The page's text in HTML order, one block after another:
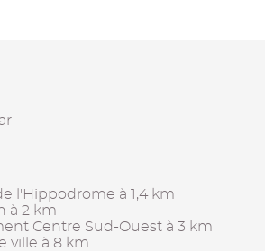
l'Hippodrome à 1,4 km
à 2 km
Centre Sud-Ouest à 3 km
ville à 8 km